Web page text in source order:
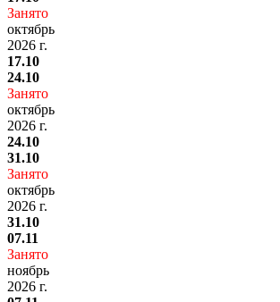
Занято
октябрь
2026 г.
17.10
24.10
Занято
октябрь
2026 г.
24.10
31.10
Занято
октябрь
2026 г.
31.10
07.11
Занято
ноябрь
2026 г.